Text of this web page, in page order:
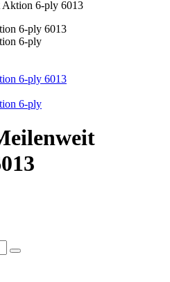
Aktion 6-ply 6013